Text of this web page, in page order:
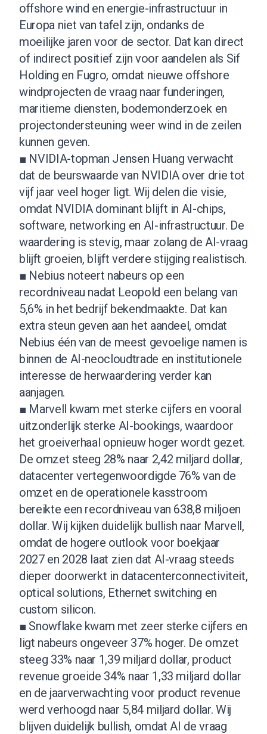
offshore wind en energie-infrastructuur in
Europa niet van tafel zijn, ondanks de
moeilijke jaren voor de sector. Dat kan direct
of indirect positief zijn voor aandelen als Sif
Holding en Fugro, omdat nieuwe offshore
windprojecten de vraag naar funderingen,
maritieme diensten, bodemonderzoek en
projectondersteuning weer wind in de zeilen
kunnen geven.
■ NVIDIA-topman Jensen Huang verwacht
dat de beurswaarde van NVIDIA over drie tot
vijf jaar veel hoger ligt. Wij delen die visie,
omdat NVIDIA dominant blijft in AI-chips,
software, networking en AI-infrastructuur. De
waardering is stevig, maar zolang de AI-vraag
blijft groeien, blijft verdere stijging realistisch.
■ Nebius noteert nabeurs op een
recordniveau nadat Leopold een belang van
5,6% in het bedrijf bekendmaakte. Dat kan
extra steun geven aan het aandeel, omdat
Nebius één van de meest gevoelige namen is
binnen de AI-neocloudtrade en institutionele
interesse de herwaardering verder kan
aanjagen.
■ Marvell kwam met sterke cijfers en vooral
uitzonderlijk sterke AI-bookings, waardoor
het groeiverhaal opnieuw hoger wordt gezet.
De omzet steeg 28% naar 2,42 miljard dollar,
datacenter vertegenwoordigde 76% van de
omzet en de operationele kasstroom
bereikte een recordniveau van 638,8 miljoen
dollar. Wij kijken duidelijk bullish naar Marvell,
omdat de hogere outlook voor boekjaar
2027 en 2028 laat zien dat AI-vraag steeds
dieper doorwerkt in datacenterconnectiviteit,
optical solutions, Ethernet switching en
custom silicon.
■ Snowflake kwam met zeer sterke cijfers en
ligt nabeurs ongeveer 37% hoger. De omzet
steeg 33% naar 1,39 miljard dollar, product
revenue groeide 34% naar 1,33 miljard dollar
en de jaarverwachting voor product revenue
werd verhoogd naar 5,84 miljard dollar. Wij
blijven duidelijk bullish, omdat AI de vraag